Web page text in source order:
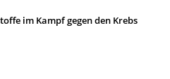
im Kampf gegen den Krebs